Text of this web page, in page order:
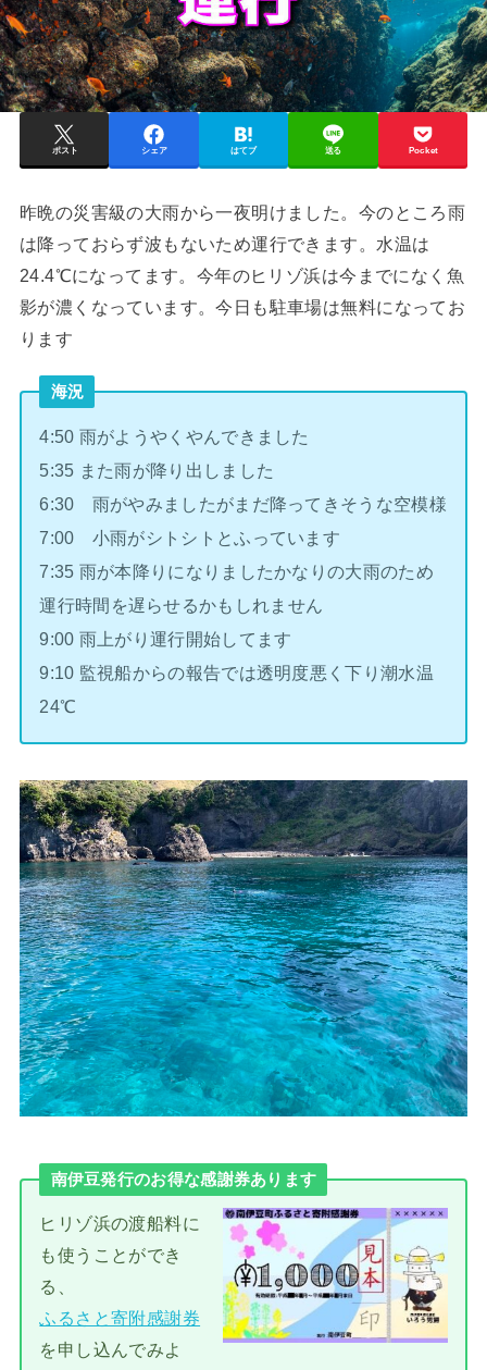
ポスト シェア はてブ 送る Pocket
昨晩の災害級の大雨から一夜明けました。今のところ雨
は降っておらず波もないため運行できます。水温は
24.4℃になってます。今年のヒリゾ浜は今までになく魚
影が濃くなっています。今日も駐車場は無料になってお
ります
海況
4:50 雨がようやくやんできました
5:35 また雨が降り出しました
6:30 雨がやみましたがまだ降ってきそうな空模様
7:00 小雨がシトシトとふっています
7:35 雨が本降りになりましたかなりの大雨のため
運行時間を遅らせるかもしれません
9:00 雨上がり運行開始してます
9:10 監視船からの報告では透明度悪く下り潮水温
24℃
南伊豆発行のお得な感謝券あります
ヒリゾ浜の渡船料に
も使うことができ
る、
ふるさと寄附感謝券
を申し込んでみよ